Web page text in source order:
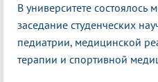
В университете состоялось
заседание студенческих
педиатрии, медицинской
терапии и спортивной